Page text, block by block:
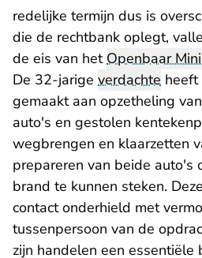
redelijke termijn dus is
die de rechtbank oplegt,
de eis van hetOpenbaar
De 32-jarige verdachte heeft
gemaakt aan opzetheling
auto's en gestolen
wegbrengen en klaarzetten
prepareren van beide auto's
brand te kunnen steken.
contact onderhield met
tussenpersoon van de
zijn handelen een